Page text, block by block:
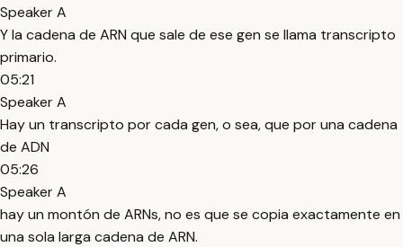
Speaker A
Y la cadena de ARN que sale de ese gen se llama transcripto
primario.
05:21
Speaker A
Hay un transcripto por cada gen, o sea, que por una cadena
de ADN
05:26
Speaker A
hay un montón de ARNs, no es que se copia exactamente en
una sola larga cadena de ARN.